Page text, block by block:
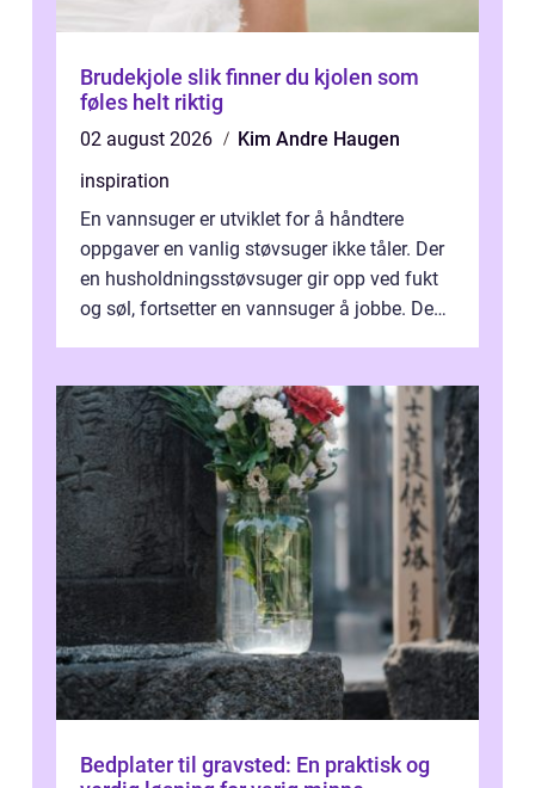
Brudekjole slik finner du kjolen som
føles helt riktig
02 august 2026
Kim Andre Haugen
inspiration
En vannsuger er utviklet for å håndtere
oppgaver en vanlig støvsuger ikke tåler. Der
en husholdningsstøvsuger gir opp ved fukt
og søl, fortsetter en vannsuger å jobbe. Den
Bedplater til gravsted: En praktisk og